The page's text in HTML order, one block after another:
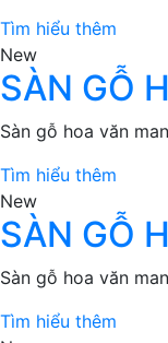
Tìm hiểu thêm
New
SÀN GỖ
Sàn gỗ hoa văn
Tìm hiểu thêm
New
SÀN GỖ
Sàn gỗ hoa văn
Tìm hiểu thêm